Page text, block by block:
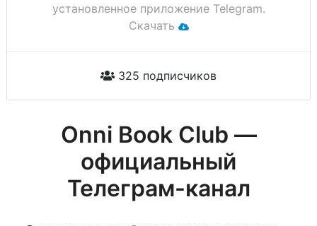
установленное приложение Telegram.
Скачать
325 подписчиков
Onni Book Club —
официальный
Телеграм-канал